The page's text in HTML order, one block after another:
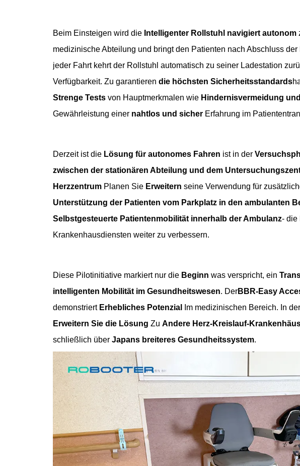
Beim Einsteigen wird die Intelligenter Rollstuhl navigiert autonom
medizinische Abteilung und bringt den Patienten nach Abschluss
jeder Fahrt kehrt der Rollstuhl automatisch zu seiner Ladestation
Verfügbarkeit. Zu garantierendie höchsten Sicherheitsstandards
Strenge Tests von Hauptmerkmalen wie Hindernisvermeidung
Gewährleistung einer nahtlos und sicher Erfahrung im
Derzeit ist die Lösung für autonomes Fahren ist in der
zwischen der stationären Abteilung und dem
Herzzentrum Planen Sie Erweitern seine Verwendung für
Unterstützung der Patienten vom Parkplatz in den ambulanten
Selbstgesteuerte Patientenmobilität innerhalb der Ambulanz- die
Krankenhausdiensten weiter zu verbessern.
Diese Pilotinitiative markiert nur die Beginn was verspricht, ein
intelligenten Mobilität im Gesundheitswesen. DerBBR-Easy
demonstriert Erhebliches Potenzial Im medizinischen Bereich. In
Erweitern Sie die Lösung ZuAndere Herz-Kreislauf-
schließlich überJapans breiteres Gesundheitssystem.